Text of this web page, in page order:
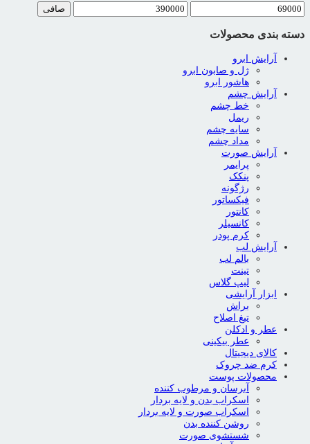
حداقل
قیمت
حداكثر
قيمت
صافی
دسته بندی محصولات
آرایش ابرو
ژل و صابون ابرو
هاشور ابرو
آرایش چشم
خط چشم
ریمل
سایه چشم
مداد چشم
آرایش صورت
پرایمر
پنکک
رژگونه
فیکساتور
کانتور
کانسیلر
کرم پودر
آرایش لب
بالم لب
تینت
لیپ گلاس
ابزار آرایشی
براش
تیغ اصلاح
عطر و ادکلن
عطر بیکینی
کالای دیجیتال
کرم ضد چروک
محصولات پوست
آبرسان و مرطوب کننده
اسکراب بدن و لایه بردار
اسکراب صورت و لایه بردار
روشن کننده بدن
شستشوی صورت